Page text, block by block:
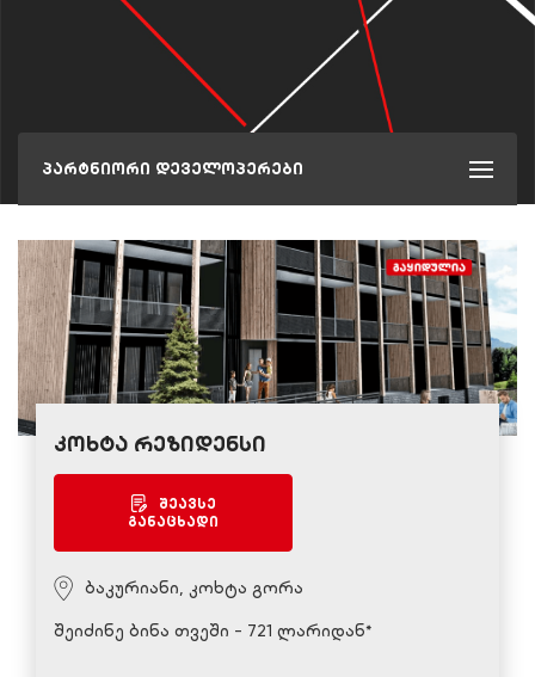
პარტნიორი დეველოპერები
კოხტა რეზიდენსი
შეავსე
განაცხადი
ბაკურიანი, კოხტა გორა
შეიძინე ბინა თვეში - 721 ლარიდან*